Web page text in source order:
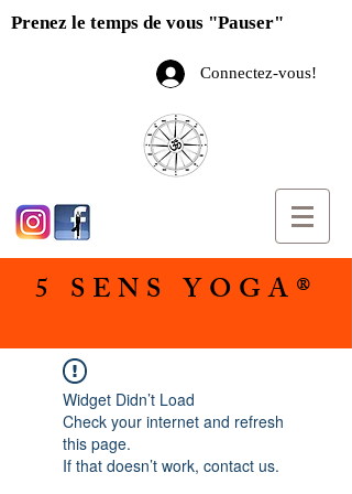
Prenez le temps de vous "Pauser"
Connectez-vous!
5 SENS YOGA®
Widget Didn’t Load
Check your internet and refresh
this page.
If that doesn’t work, contact us.